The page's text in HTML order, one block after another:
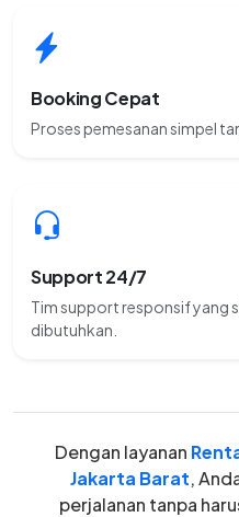
Booking Cepat
Proses pemesanan simpel
Support 24/7
Tim support responsif yang
dibutuhkan.
Dengan layanan
Jakarta Barat,
perjalanan tanpa